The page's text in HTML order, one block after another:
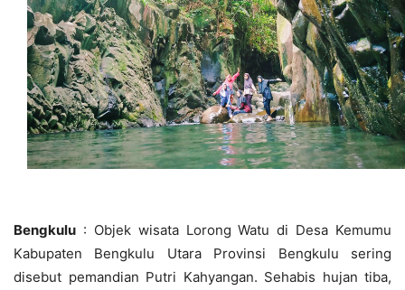
Bengkulu : Objek wisata Lorong Watu di Desa Kemumu
Kabupaten Bengkulu Utara Provinsi Bengkulu sering
disebut pemandian Putri Kahyangan. Sehabis hujan tiba,